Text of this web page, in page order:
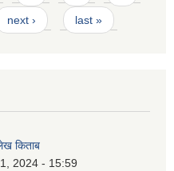
next › last »
किताब
2024 - 15:59